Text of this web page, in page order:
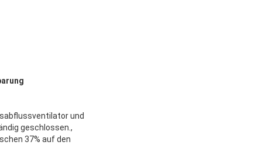
und
geschlossen.,
3­7% auf den